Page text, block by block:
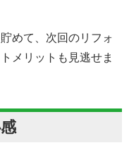
めて、次回のリフォ
メリットも見逃せま